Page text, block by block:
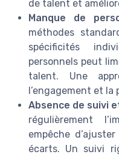
de talent et
Manque de
méthodes
spécificités
personnels peut
talent. Une
l’engagement et la
Absence de suivi
régulièrement
empêche
écarts. Un suivi